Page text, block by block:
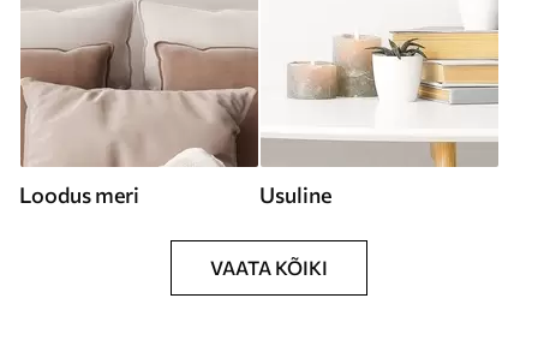
Loodus meri Usuline
VAATA KÕIKI